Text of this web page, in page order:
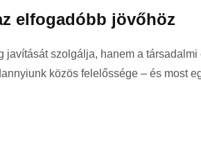
elfogadóbb jövőhöz
javítását szolgálja, hanem a
közös felelőssége – és most